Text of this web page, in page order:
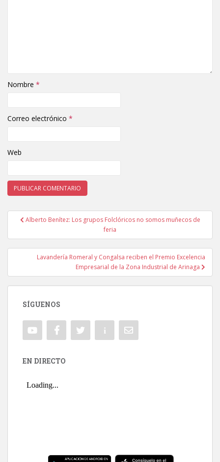
Nombre *
Correo electrónico *
Web
Navegación de entradas
Alberto Benítez: Los grupos Folclóricos no somos muñecos de
feria
Lavandería Romeral y Congalsa reciben el Premio Excelencia
Empresarial de la Zona Industrial de Arinaga
SÍGUENOS
EN DIRECTO